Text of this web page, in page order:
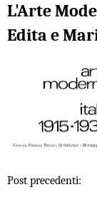
L'Arte
Edita e
Post precedenti: